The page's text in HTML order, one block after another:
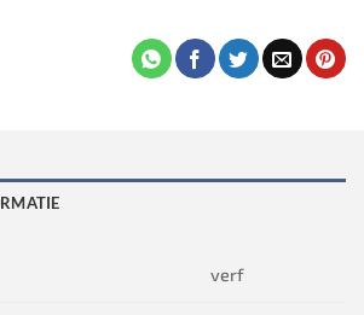
verf